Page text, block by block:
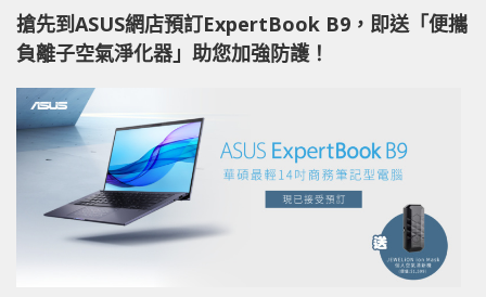
搶先到ASUS網店預訂ExpertBook B9，即送「便攜
負離子空氣淨化器」助您加強防護！